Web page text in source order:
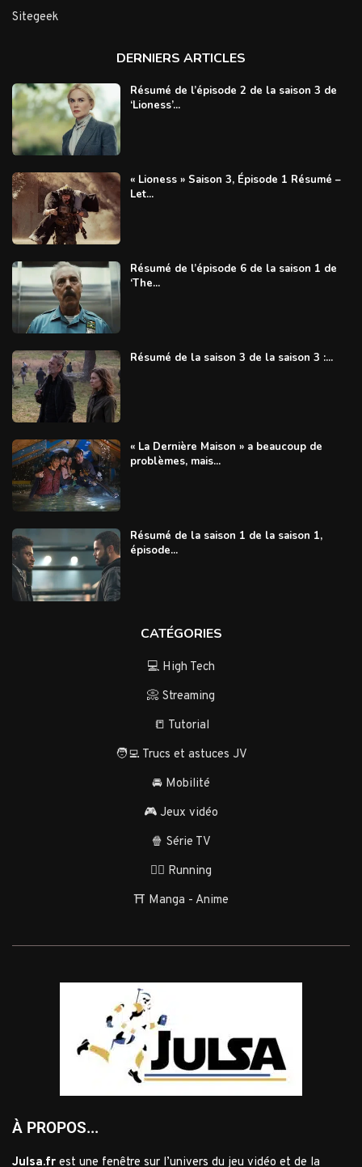
Sitegeek
DERNIERS ARTICLES
Résumé de l’épisode 2 de la saison 3 de
‘Lioness’...
« Lioness » Saison 3, Épisode 1 Résumé –
Let...
Résumé de l’épisode 6 de la saison 1 de
‘The...
Résumé de la saison 3 de la saison 3 :...
« La Dernière Maison » a beaucoup de
problèmes, mais...
Résumé de la saison 1 de la saison 1,
épisode...
CATÉGORIES
💻 High Tech
📀 Streaming
📒 Tutorial
🧑‍💻 Trucs et astuces JV
🚘 Mobilité
🎮 Jeux vidéo
🍿 Série TV
🏃‍♂️ Running
⛩️ Manga - Anime
À PROPOS...
Julsa.fr est une fenêtre sur l’univers du jeu vidéo et de la